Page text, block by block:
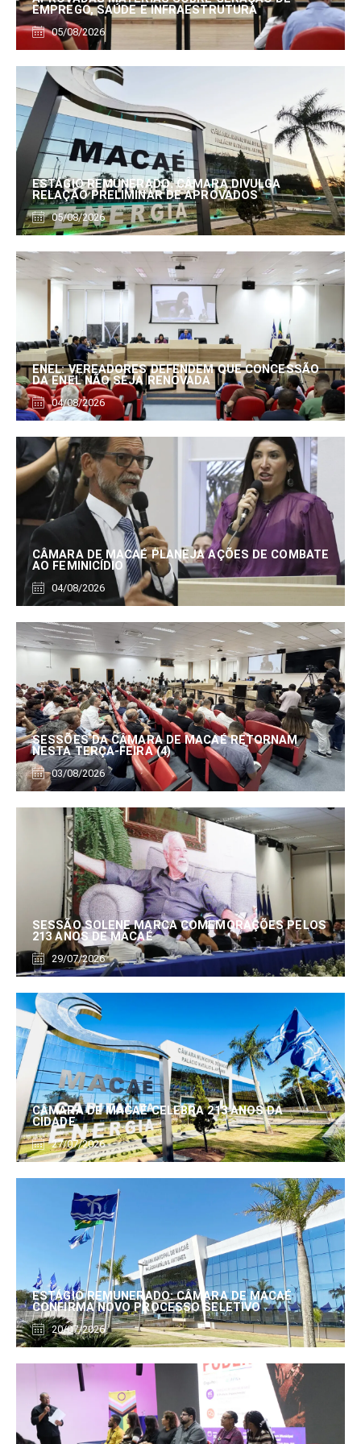
EMPREGO, SAÚDE E INFRAESTRUTURA
05/08/2026
ESTÁGIO REMUNERADO: CÂMARA DIVULGA
RELAÇÃO PRELIMINAR DE APROVADOS
05/08/2026
ENEL: VEREADORES DEFENDEM QUE CONCESSÃO
DA ENEL NÃO SEJA RENOVADA
04/08/2026
CÂMARA DE MACAÉ PLANEJA AÇÕES DE COMBATE
AO FEMINICÍDIO
04/08/2026
SESSÕES DA CÂMARA DE MACAÉ RETORNAM
NESTA TERÇA-FEIRA (4)
03/08/2026
SESSÃO SOLENE MARCA COMEMORAÇÕES PELOS
213 ANOS DE MACAÉ
29/07/2026
CÂMARA DE MACAÉ CELEBRA 213 ANOS DA
CIDADE
27/07/2026
ESTÁGIO REMUNERADO: CÂMARA DE MACAÉ
CONFIRMA NOVO PROCESSO SELETIVO
20/07/2026